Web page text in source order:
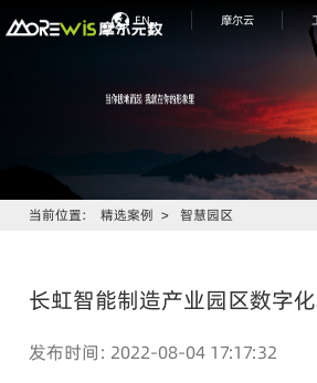
EN 摩尔云
当前位置： 精选案例 > 智慧园区
长虹智能制造产业园区数字
发布时间：2022-08-04 17:17:32